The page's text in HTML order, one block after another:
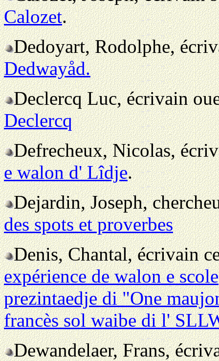
Calozet.
Dedoyart, Rodolphe,
Dedwayåd.
Declercq Luc, écrivain
Declercq
Defrecheux, Nicolas,
e walon d' Lîdje.
Dejardin, Joseph,
des spots et proverbes
Denis, Chantal, écrivain
expérience de walon e scole
prezintaedje di "One
francès sol waibe di l'
Dewandelaer, Frans,